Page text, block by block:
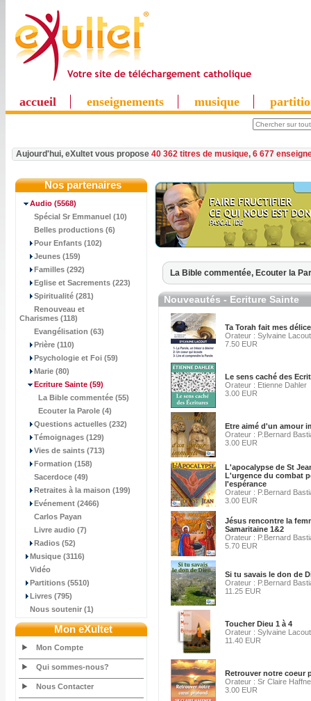
accueil enseignements musique
Aujourd'hui, eXultet vous propose 40 362 titres de musique, 6 677
Nos partenaires
Audio (5568)
Spécial Sr Emmanuel (10)
Belles productions (6)
Pour Enfants (102)
Jeunes (159)
Familles (292)
Eglise et Sacrements (223)
Spiritualité (281)
Renouveau et
Charismes (118)
Evangélisation (63)
Prière (110)
Psychologie et Foi (59)
Marie (80)
Ecriture Sainte (59)
La Bible commentée (55)
Ecouter la Parole (4)
Questions actuelles (232)
Témoignages (129)
Vies de saints (713)
Formation (158)
Sacerdoce (49)
Retraites à la maison (199)
Evénement (2466)
Carlos Payan
Livre audio (7)
Radios (52)
Musique (3116)
Vidéo
Partitions (5510)
Livres (795)
Nous soutenir (1)
Mon eXultet
Mon Compte
Qui sommes-nous?
Nous Contacter
La Bible commentée, Ecouter la
Nouveautés - Ecriture Sainte
Ta Torah fait mes
Orateur : Sylvaine Lacout
7.50 EUR
Le sens caché des
Orateur : Etienne Dahler
3.00 EUR
Etre aimé d'un amour
Orateur : P.Bernard
3.00 EUR
L'apocalypse de St
L'urgence du combat
l'espérance
Orateur : P.Bernard
3.00 EUR
Jésus rencontre la
Samaritaine 1&2
Orateur : P.Bernard
5.70 EUR
Si tu savais le don de
Orateur : P.Bernard
11.25 EUR
Toucher Dieu 1 à 4
Orateur : Sylvaine Lacout
11.40 EUR
Retrouver notre coeur
Orateur : Sr Claire
3.00 EUR